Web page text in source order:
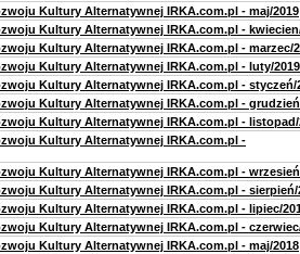
Kultury Alternatywnej IRKA.com.pl - maj/2019
Kultury Alternatywnej IRKA.com.pl -
Kultury Alternatywnej IRKA.com.pl - marzec/
Kultury Alternatywnej IRKA.com.pl - luty/2019
Kultury Alternatywnej IRKA.com.pl - styczeń/
Kultury Alternatywnej IRKA.com.pl -
Kultury Alternatywnej IRKA.com.pl - listopad/
Kultury Alternatywnej IRKA.com.pl -
Kultury Alternatywnej IRKA.com.pl -
Kultury Alternatywnej IRKA.com.pl - sierpień/
Kultury Alternatywnej IRKA.com.pl - lipiec/
Kultury Alternatywnej IRKA.com.pl -
Kultury Alternatywnej IRKA.com.pl - maj/2018